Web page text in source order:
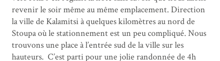
revenir le soir même au même emplacement. Direction
la ville de Kalamitsi à quelques kilomètres au nord de
Stoupa où le stationnement est un peu compliqué. Nous
trouvons une place à l’entrée sud de la ville sur les
hauteurs. C’est parti pour une jolie randonnée de 4h